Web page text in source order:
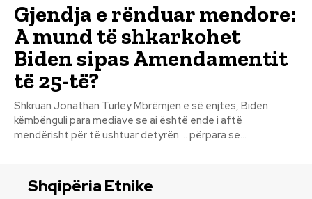
Gjendja e rënduar mendore:
A mund të shkarkohet
Biden sipas Amendamentit
të 25-të?
Shkruan Jonathan Turley Mbrëmjen e së enjtes, Biden
këmbënguli para mediave se ai është ende i aftë
mendërisht për të ushtuar detyrën … përpara se...
Shqipëria Etnike